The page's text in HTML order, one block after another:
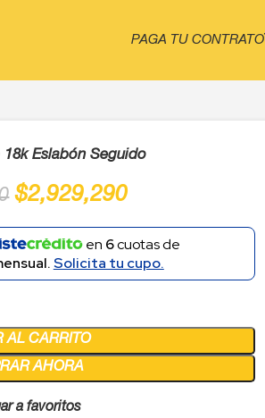
PAGA TU CONTRATO
Eslabón Seguido
$2,929,290
en 6cuotas de
Solicita tu cupo.
AL CARRITO
AHORA
a favoritos